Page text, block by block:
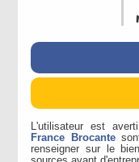
L'utilisateur est
France Brocante
renseigner sur le